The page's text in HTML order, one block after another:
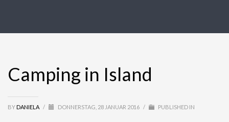
Camping in Island
BY DANIELA / DONNERSTAG, 28 JANUAR 2016 / PUBLISHED IN